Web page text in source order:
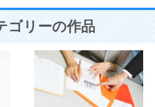
ゴリーの作品